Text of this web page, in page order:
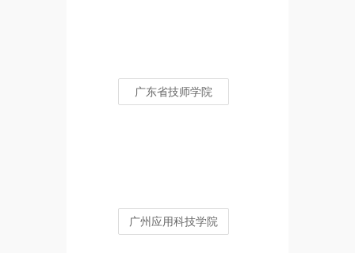
广东省技师学院
广州应用科技学院